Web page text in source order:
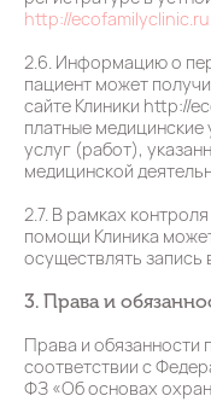
http://ecofamilyclinic.ru
2.6. Информацию о
пациент может
сайте Клиники http://
платные медицинские
услуг (работ),
медицинской
2.7. В рамках
помощи Клиника
осуществлять
3. Права и
Права и обязанности
соответствии с
ФЗ «Об основах